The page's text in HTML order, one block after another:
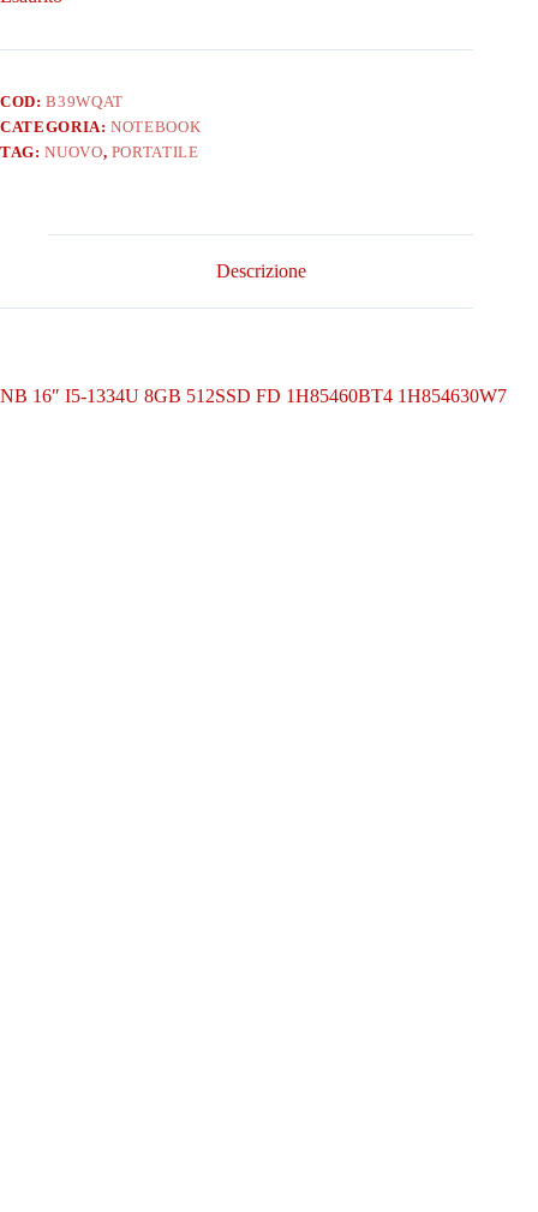
COD:B39WQAT
CATEGORIA:NOTEBOOK
TAG:NUOVO, PORTATILE
Descrizione
NB 16″ I5-1334U 8GB 512SSD FD 1H85460BT4 1H854630W7